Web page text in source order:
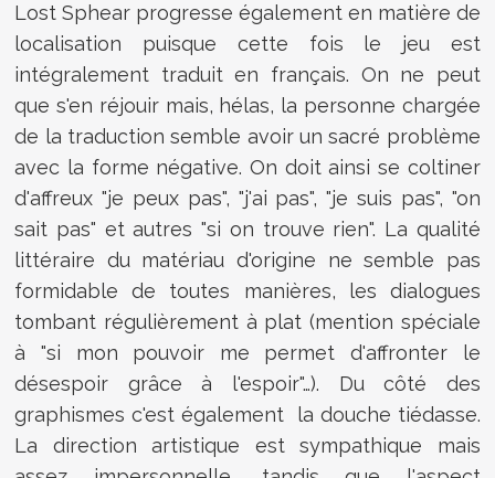
Lost Sphear progresse également en matière de
localisation puisque cette fois le jeu est
intégralement traduit en français. On ne peut
que s'en réjouir mais, hélas, la personne chargée
de la traduction semble avoir un sacré problème
avec la forme négative. On doit ainsi se coltiner
d'affreux "je peux pas", "j'ai pas", "je suis pas", "on
sait pas" et autres "si on trouve rien". La qualité
littéraire du matériau d'origine ne semble pas
formidable de toutes manières, les dialogues
tombant régulièrement à plat (mention spéciale
à "si mon pouvoir me permet d'affronter le
désespoir grâce à l'espoir"…). Du côté des
graphismes c'est également la douche tiédasse.
La direction artistique est sympathique mais